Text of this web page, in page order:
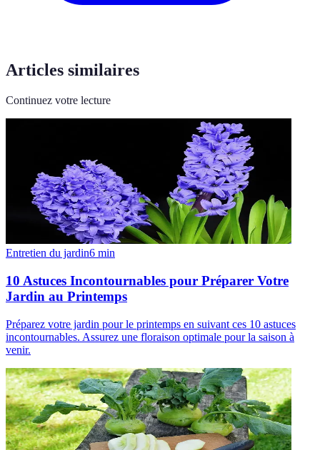
Articles similaires
Continuez votre lecture
Entretien du jardin6 min
10 Astuces Incontournables pour Préparer Votre
Jardin au Printemps
Préparez votre jardin pour le printemps en suivant ces 10 astuces
incontournables. Assurez une floraison optimale pour la saison à
venir.